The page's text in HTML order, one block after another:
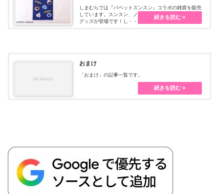
しまむらでは『パペットスンスン』コラボの雑貨を販売
しています。スンスン、ノンノン、ゾンゾンがかわいい
グッズが登場です！し・・・続きを読む
おまけ
「おまけ」の記事一覧です。